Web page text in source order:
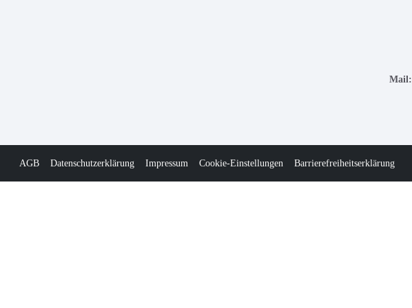
Mail:
AGB Datenschutzerklärung Impressum Cookie-Einstellungen Barrierefreiheitserklärung